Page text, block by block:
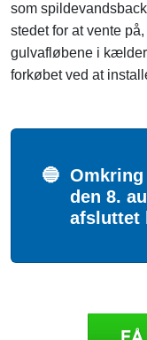
som
stedet for at vente
gulvafløbene i
forkøbet ved at
🔵
den 8.
afsluttet